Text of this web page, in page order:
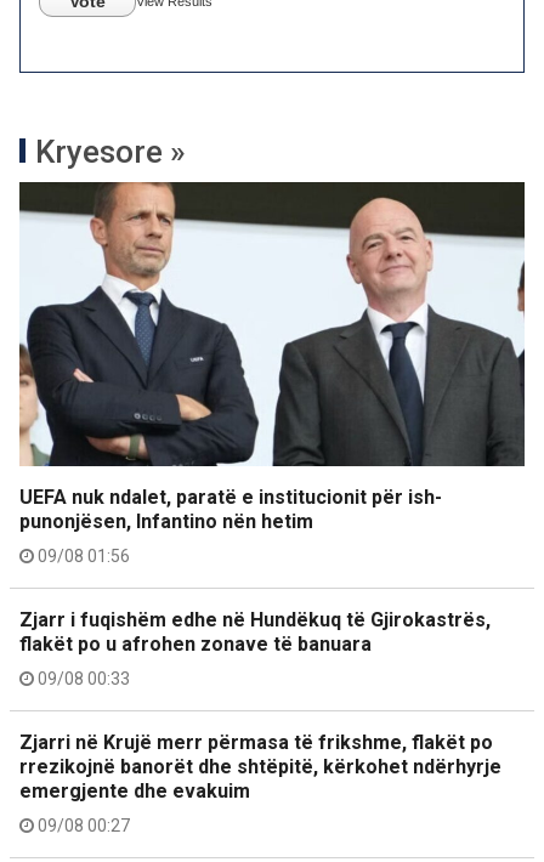
Kryesore »
UEFA nuk ndalet, paratë e institucionit për ish-
punonjësen, Infantino nën hetim
09/08 01:56
Zjarr i fuqishëm edhe në Hundëkuq të Gjirokastrës,
flakët po u afrohen zonave të banuara
09/08 00:33
Zjarri në Krujë merr përmasa të frikshme, flakët po
rrezikojnë banorët dhe shtëpitë, kërkohet ndërhyrje
emergjente dhe evakuim
09/08 00:27